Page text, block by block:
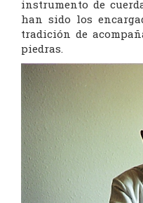
instrumento de
han sido los
tradición de
piedras.